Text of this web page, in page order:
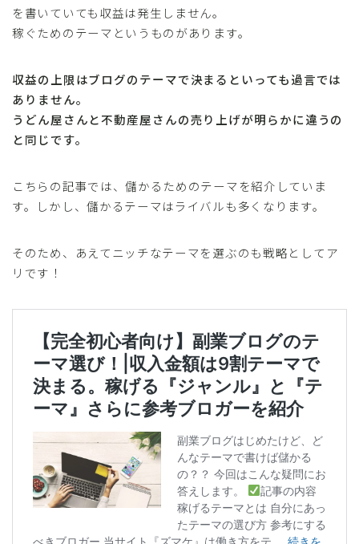
を書いていても収益は発生しません。
稼ぐためのテーマというものがあります。
収益の上限はブログのテーマで決まるといっても過言では
ありません。
うどん屋さんと不動産屋さんの売り上げが明らかに違うの
と同じです。
こちらの記事では、儲かるためのテーマを紹介していま
す。しかし、儲かるテーマはライバルも多くなります。
そのため、あえてニッチなテーマを選ぶのも戦略としてア
リです！